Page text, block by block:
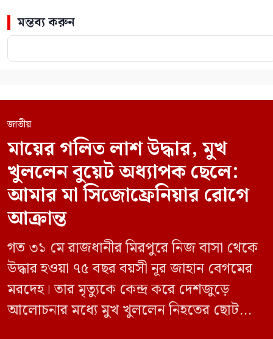
মন্তব্য করুন
জাতীয়
মায়ের গলিত লাশ উদ্ধার, মুখ
খুললেন বুয়েট অধ্যাপক ছেলে:
আমার মা সিজোফ্রেনিয়ার রোগে
আক্রান্ত
গত ৩১ মে রাজধানীর মিরপুরে নিজ বাসা থেকে
উদ্ধার হওয়া ৭৫ বছর বয়সী নূর জাহান বেগমের
মরদেহ। তার মৃত্যুকে কেন্দ্র করে দেশজুড়ে
আলোচনার মধ্যে মুখ খুললেন নিহতের ছোট